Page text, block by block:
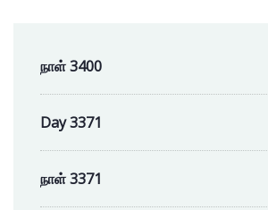
நாள் 3400
Day 3371
நாள் 3371